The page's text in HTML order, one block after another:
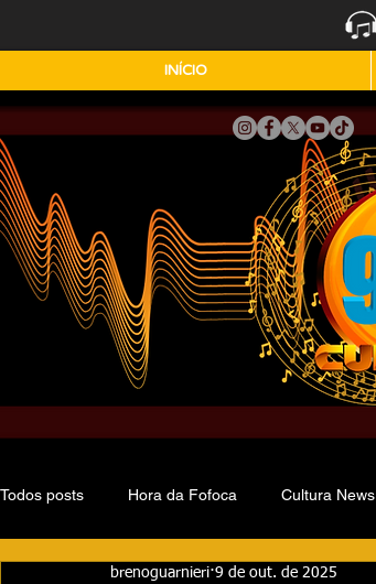
INÍCIO
Todos posts Hora da Fofoca Cultura News
brenoguarnieri 9 de out. de 2025